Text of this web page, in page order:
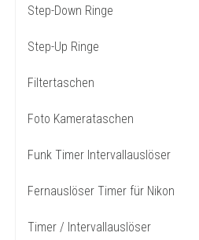
Step-Down Ringe
Step-Up Ringe
Filtertaschen
Foto Kamerataschen
Funk Timer Intervallauslöser
Fernauslöser Timer für Nikon
Timer / Intervallauslöser